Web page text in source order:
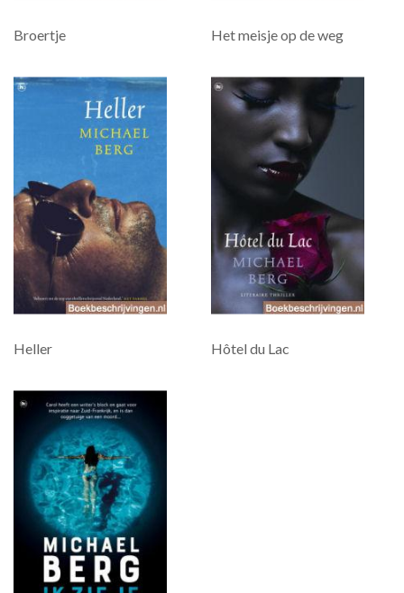
Broertje Het meisje op de weg
Heller Hôtel du Lac